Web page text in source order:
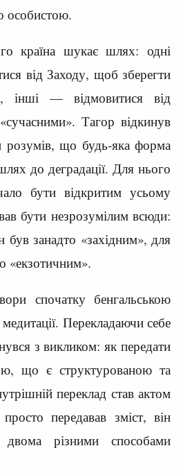
особистою.
країна шукає шлях: одні
від Заходу, щоб зберегти
інші — відмовитися від
Тагор відкинув
розумів, що будь-яка форма
до деградації. Для нього
бути відкритим усьому
бути незрозумілим всюди:
був занадто «західним», для
«екзотичним».
спочатку бенгальською
Перекладаючи себе
з викликом: як передати
що є структурованою та
переклад став актом
передавав зміст, він
різними способами